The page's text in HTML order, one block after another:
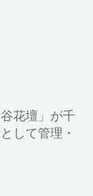
花壇」が千
して管理・